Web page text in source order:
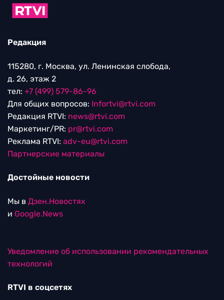
Редакция
115280, г. Москва, ул. Ленинская слобода,
д. 26, этаж 2
тел: +7 (499) 579-86-96
Для общих вопросов: Infortvi@rtvi.com
Редакция RTVI: news@rtvi.com
Маркетинг/PR: pr@rtvi.com
Реклама RTVI: adv-eu@rtvi.com
Партнерские материалы
Достойные новости
Мы в Дзен.Новостях
и Google.News
Уведомление об использовании рекомендательных
технологий
RTVI в соцсетях